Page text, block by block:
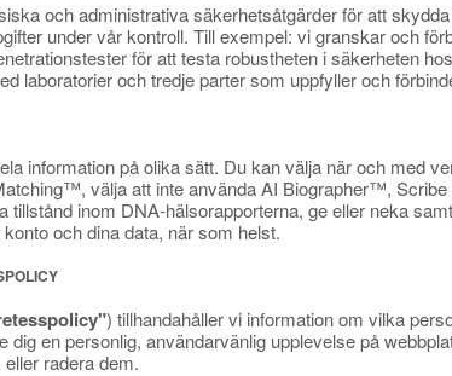
och administrativa säkerhetsåtgärder för att
under vår kontroll. Till exempel: vi granskar och
för att testa robustheten i säkerheten
laboratorier och tredje parter som uppfyller och
information på olika sätt. Du kan välja när och med
välja att inte använda AI Biographer™,
tillstånd inom DNA-hälsorapporterna, ge eller neka
och dina data, när som helst.
) tillhandahåller vi information om vilka
dig en personlig, användarvänlig upplevelse på
radera dem.